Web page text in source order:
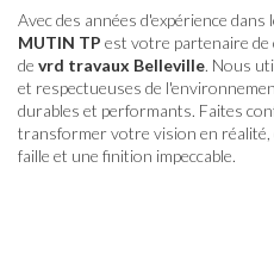
Avec des années d'expérience dans
MUTIN TP est votre partenaire
de vrd travaux Belleville. Nous
et respectueuses de
durables et performants. Faites
transformer votre vision en
faille et une finition impeccable.